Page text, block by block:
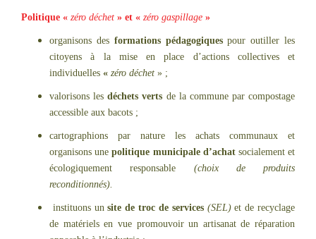
Politique « zéro déchet » et « zéro gaspillage »
organisons des formations pédagogiquespour outiller les
citoyens à la mise en place d’actions collectives et
individuelles « zéro déchet » ;
valorisons lesdéchets verts de la commune par compostage
accessible aux bacots ;
cartographions par nature les achats communaux et
organisons unepolitique municipale d’achatsocialement et
écologiquement responsable (choix de produits
reconditionnés).
instituons unsite de troc de services (SEL)et de recyclage
de matériels en vue promouvoir un artisanat de réparation